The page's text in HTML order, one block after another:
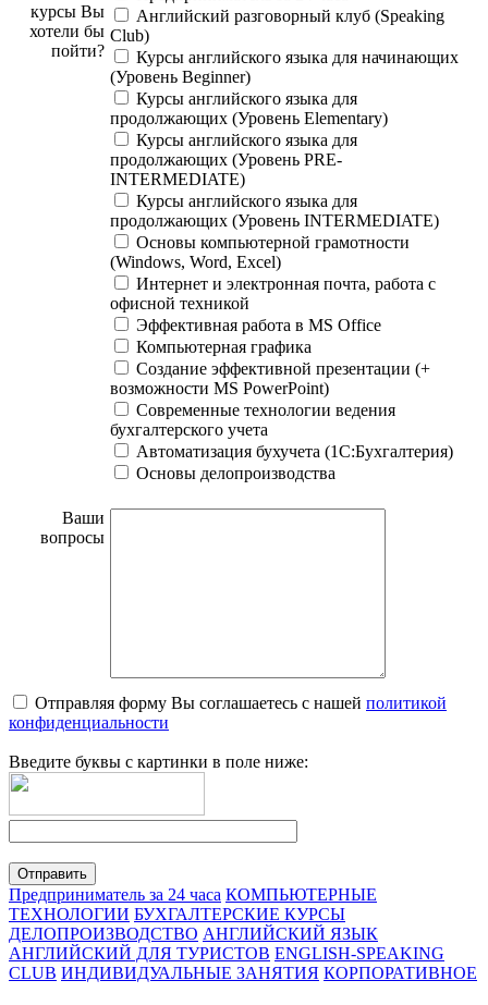
курсы Вы
хотели бы
пойти?
Английский разговорный клуб (Speaking
Club)
Курсы английского языка для начинающих
(Уровень Beginner)
Курсы английского языка для
продолжающих (Уровень Elementary)
Курсы английского языка для
продолжающих (Уровень PRE-
INTERMEDIATE)
Курсы английского языка для
продолжающих (Уровень INTERMEDIATE)
Основы компьютерной грамотности
(Windows, Word, Excel)
Интернет и электронная почта, работа с
офисной техникой
Эффективная работа в MS Office
Компьютерная графика
Создание эффективной презентации (+
возможности MS PowerPoint)
Современные технологии ведения
бухгалтерского учета
Автоматизация бухучета (1C:Бухгалтерия)
Основы делопроизводства
Ваши
вопросы
Отправляя форму Вы соглашаетесь с нашей политикой
конфиденциальности
Введите буквы с картинки в поле ниже:
Предприниматель за 24 часа КОМПЬЮТЕРНЫЕ
ТЕХНОЛОГИИ БУХГАЛТЕРСКИЕ КУРСЫ
ДЕЛОПРОИЗВОДСТВО АНГЛИЙСКИЙ ЯЗЫК
АНГЛИЙСКИЙ ДЛЯ ТУРИСТОВ ENGLISH-SPEAKING
CLUB ИНДИВИДУАЛЬНЫЕ ЗАНЯТИЯ КОРПОРАТИВНОЕ